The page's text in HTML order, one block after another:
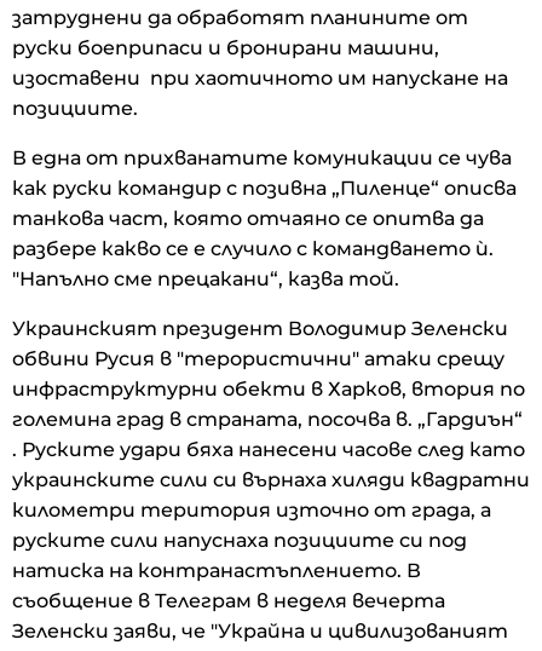
затруднени да обработят планините от
руски боеприпаси и бронирани машини,
изоставени при хаотичното им напускане на
позициите.
В една от прихванатите комуникации се чува
как руски командир с позивна „Пиленце“ описва
танкова част, която отчаяно се опитва да
разбере какво се е случило с командването ѝ.
"Напълно сме прецакани“, казва той.
Украинският президент Володимир Зеленски
обвини Русия в "терористични" атаки срещу
инфраструктурни обекти в Харков, втория по
големина град в страната, посочва в. „Гардиън“
. Руските удари бяха нанесени часове след като
украинските сили си върнаха хиляди квадратни
километри територия източно от града, а
руските сили напуснаха позициите си под
натиска на контранастъплението. В
съобщение в Телеграм в неделя вечерта
Зеленски заяви, че "Украйна и цивилизованият